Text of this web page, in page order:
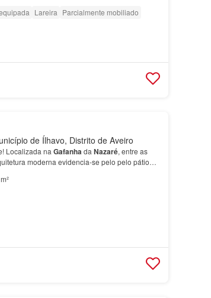
Lareira Parcialmente mobiliado
de Ílhavo, Distrito de Aveiro
Localizada na Gafanhada Nazaré, entre as
moderna evidencia-se pelo pelo pátio